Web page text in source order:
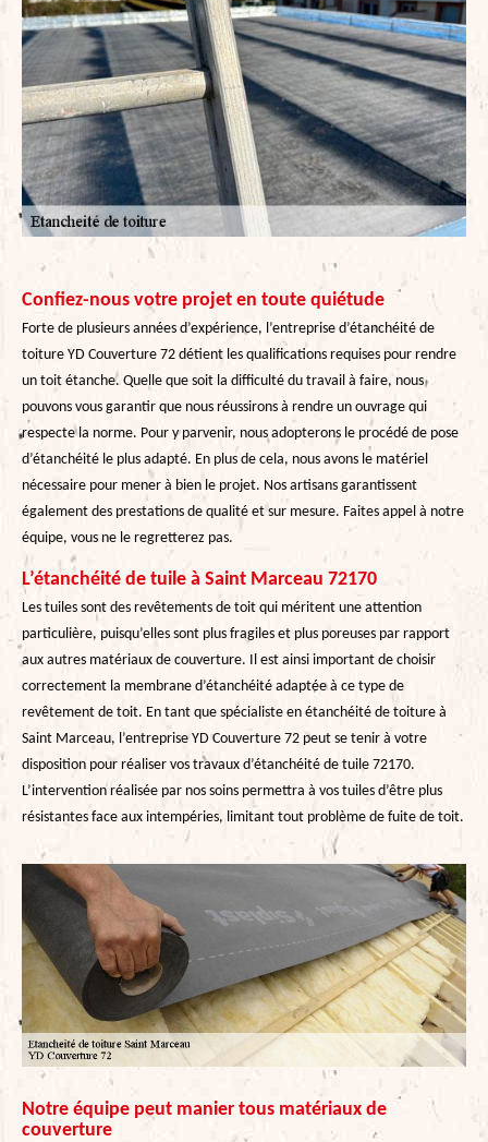
Confiez-nous votre projet en toute quiétude
Forte de plusieurs années d’expérience, l’entreprise d’étanchéité de
toiture YD Couverture 72 détient les qualifications requises pour rendre
un toit étanche. Quelle que soit la difficulté du travail à faire, nous
pouvons vous garantir que nous réussirons à rendre un ouvrage qui
respecte la norme. Pour y parvenir, nous adopterons le procédé de pose
d’étanchéité le plus adapté. En plus de cela, nous avons le matériel
nécessaire pour mener à bien le projet. Nos artisans garantissent
également des prestations de qualité et sur mesure. Faites appel à notre
équipe, vous ne le regretterez pas.
L’étanchéité de tuile à Saint Marceau 72170
Les tuiles sont des revêtements de toit qui méritent une attention
particulière, puisqu’elles sont plus fragiles et plus poreuses par rapport
aux autres matériaux de couverture. Il est ainsi important de choisir
correctement la membrane d’étanchéité adaptée à ce type de
revêtement de toit. En tant que spécialiste en étanchéité de toiture à
Saint Marceau, l’entreprise YD Couverture 72 peut se tenir à votre
disposition pour réaliser vos travaux d’étanchéité de tuile 72170.
L’intervention réalisée par nos soins permettra à vos tuiles d’être plus
résistantes face aux intempéries, limitant tout problème de fuite de toit.
Notre équipe peut manier tous matériaux de
couverture